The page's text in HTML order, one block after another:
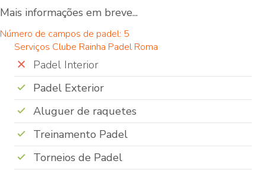
Mais informações em breve...
Número de campos de padel: 5
Serviços Clube Rainha Padel Roma
Padel Interior
Padel Exterior
Aluguer de raquetes
Treinamento Padel
Torneios de Padel